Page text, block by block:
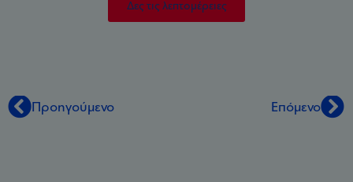
Δες τις λεπτομέρειες
Προηγούμενο Επόμενο